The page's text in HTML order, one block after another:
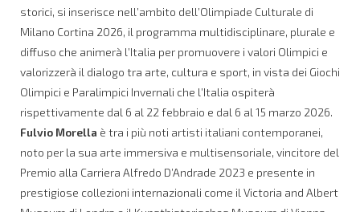
storici, si inserisce nell’ambito dell’Olimpiade Culturale di
Milano Cortina 2026, il programma multidisciplinare, plurale e
diffuso che animerà l’Italia per promuovere i valori Olimpici e
valorizzerà il dialogo tra arte, cultura e sport, in vista dei Giochi
Olimpici e Paralimpici Invernali che l’Italia ospiterà
rispettivamente dal 6 al 22 febbraio e dal 6 al 15 marzo 2026.
Fulvio Morella è tra i più noti artisti italiani contemporanei,
noto per la sua arte immersiva e multisensoriale, vincitore del
Premio alla Carriera Alfredo D’Andrade 2023 e presente in
prestigiose collezioni internazionali come il Victoria and Albert